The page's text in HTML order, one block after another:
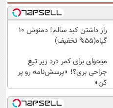
راز داشتن کبد سالم! دمنوش 10
گیاه(55% تخفیف)
میخوای برای کمر درد زیر تیغ
جراحی بری؟! ◗پرسش‌نامه رو پر
کن◖